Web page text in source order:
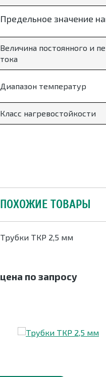
Предельное значение
Величина постоянного и
тока
Диапазон температур
Класс нагревостойкости
ПОХОЖИЕ ТОВАРЫ
Трубки ТКР 2,5 мм
цена по запросу